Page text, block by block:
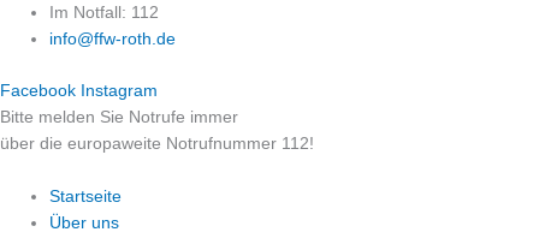
Zum
Inhalt
Im Notfall: 112
info@ffw-roth.de
Facebook Instagram
Bitte melden Sie Notrufe immer
über die europaweite Notrufnummer 112!
Startseite
Über uns